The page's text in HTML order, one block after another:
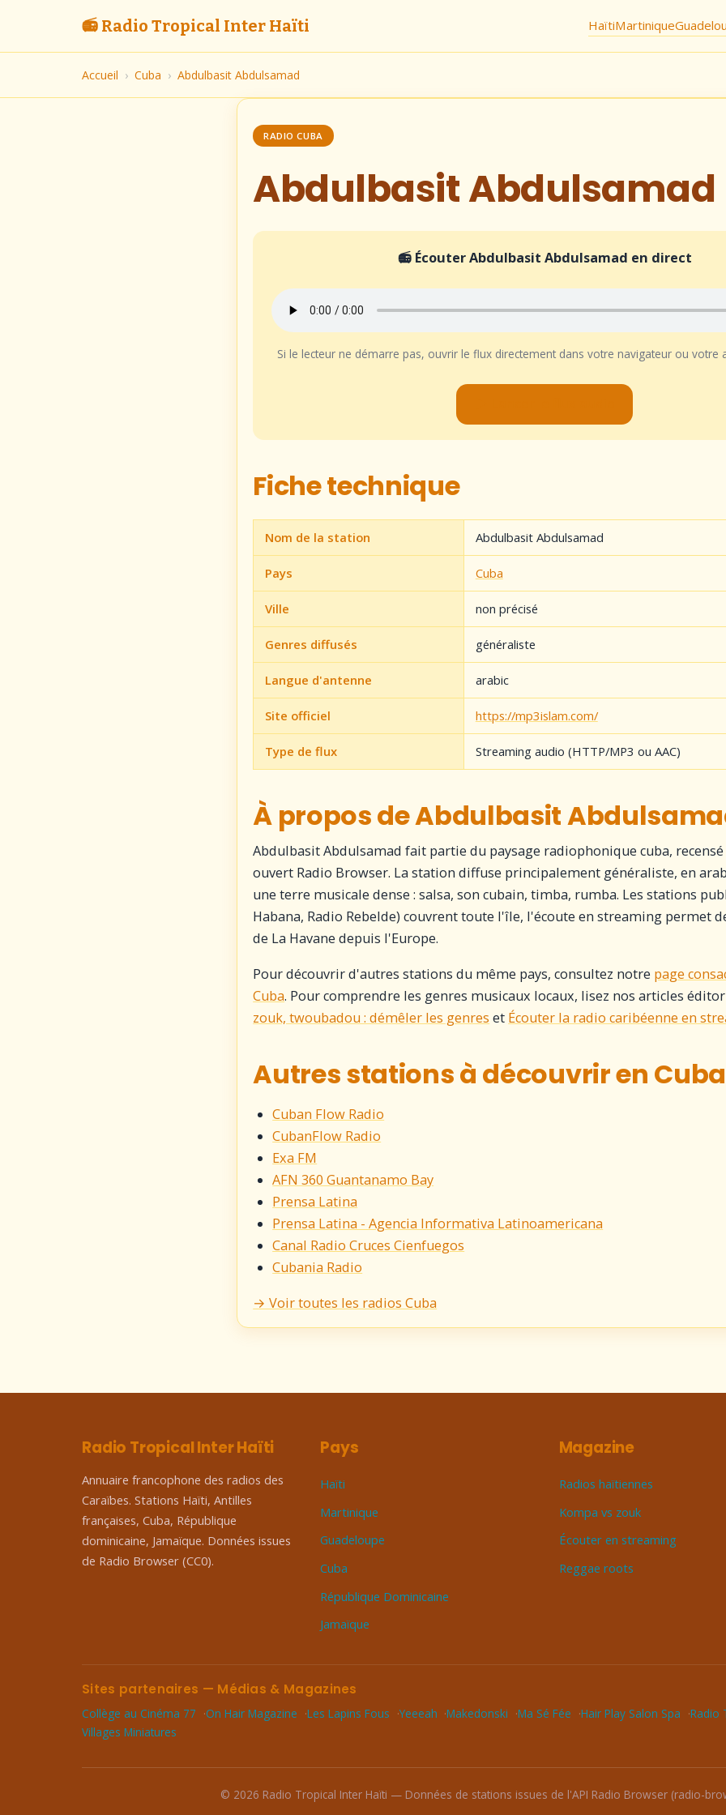
📻 Radio Tropical Inter Haïti HaïtiMartinique
Accueil › Cuba › Abdulbasit Abdulsamad
RADIO CUBA
Abdulbasit Abdulsamad
📻 Écouter Abdulbasit Abdulsamad en direct
Si le lecteur ne démarre pas, ouvrir le flux directement dans votre navigateur ou votre
Fiche technique
Nom de la station Abdulbasit Abdulsamad
Pays Cuba
Ville non précisé
Genres diffusés généraliste
Langue d'antenne arabic
Site officiel https://mp3islam.com/
Type de flux Streaming audio (HTTP/MP3 ou AAC)
À propos de Abdulbasit
Abdulbasit Abdulsamad fait partie du paysage radiophonique cuba,
ouvert Radio Browser. La station diffuse principalement généraliste, en
une terre musicale dense : salsa, son cubain, timba, rumba. Les stations
Habana, Radio Rebelde) couvrent toute l'île, l'écoute en streaming permet
de La Havane depuis l'Europe.
Pour découvrir d'autres stations du même pays, consultez notre page
Cuba. Pour comprendre les genres musicaux locaux, lisez nos articles
zouk, twoubadou : démêler les genres et Écouter la radio caribéenne en
Autres stations à découvrir en Cuba
Cuban Flow Radio
CubanFlow Radio
Exa FM
AFN 360 Guantanamo Bay
Prensa Latina
Prensa Latina - Agencia Informativa Latinoamericana
Canal Radio Cruces Cienfuegos
Cubania Radio
→ Voir toutes les radios Cuba
Radio Tropical Inter Haïti
Annuaire francophone des radios des
Caraïbes. Stations Haïti, Antilles
françaises, Cuba, République
dominicaine, Jamaïque. Données issues
de Radio Browser (CC0).
Pays
Haïti
Martinique
Guadeloupe
Cuba
République Dominicaine
Jamaïque
Magazine
Radios haïtiennes
Kompa vs zouk
Écouter en streaming
Reggae roots
Sites partenaires — Médias & Magazines
Collège au Cinéma 77 On Hair Magazine Les Lapins Fous Yeeeah Makedonski Ma Sé Fée Hair Play Salon Spa Radio
Villages Miniatures
© 2026 Radio Tropical Inter Haïti — Données de stations issues de l'API Radio Browser (radio-